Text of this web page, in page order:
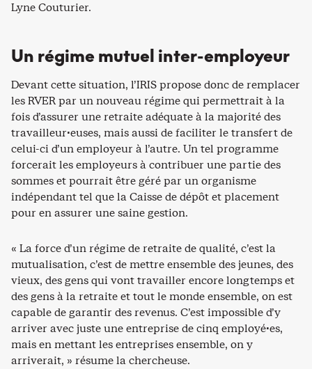
Lyne Couturier.
Un régime mutuel inter-employeur
Devant cette situation, l’IRIS propose donc de remplacer
les RVER par un nouveau régime qui permettrait à la
fois d’assurer une retraite adéquate à la majorité des
travailleur·euses, mais aussi de faciliter le transfert de
celui-ci d’un employeur à l’autre. Un tel programme
forcerait les employeurs à contribuer une partie des
sommes et pourrait être géré par un organisme
indépendant tel que la Caisse de dépôt et placement
pour en assurer une saine gestion.
« La force d’un régime de retraite de qualité, c’est la
mutualisation, c’est de mettre ensemble des jeunes, des
vieux, des gens qui vont travailler encore longtemps et
des gens à la retraite et tout le monde ensemble, on est
capable de garantir des revenus. C’est impossible d’y
arriver avec juste une entreprise de cinq employé·es,
mais en mettant les entreprises ensemble, on y
arriverait, » résume la chercheuse.